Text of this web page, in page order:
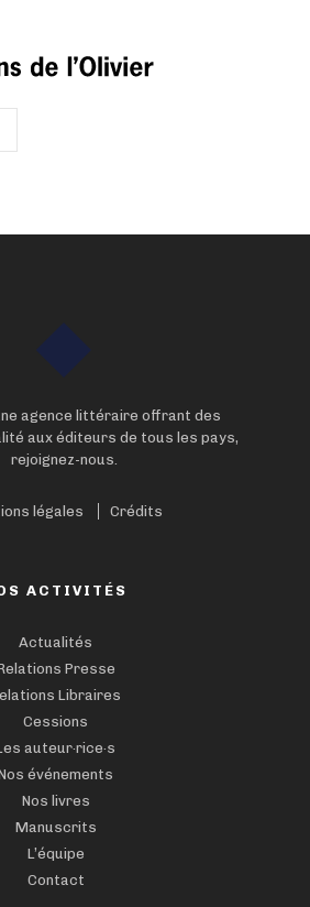
agence littéraire offrant des
aux éditeurs de tous les pays,
rejoignez-nous.
légales Crédits
ACTIVITÉS
Actualités
Presse
Libraires
Cessions
auteur·rice·s
événements
Nos livres
Manuscrits
L’équipe
Contact